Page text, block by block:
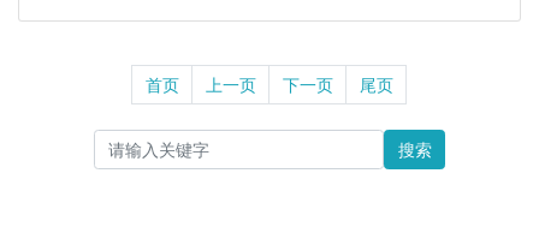
首页 上一页 下一页 尾页
搜索